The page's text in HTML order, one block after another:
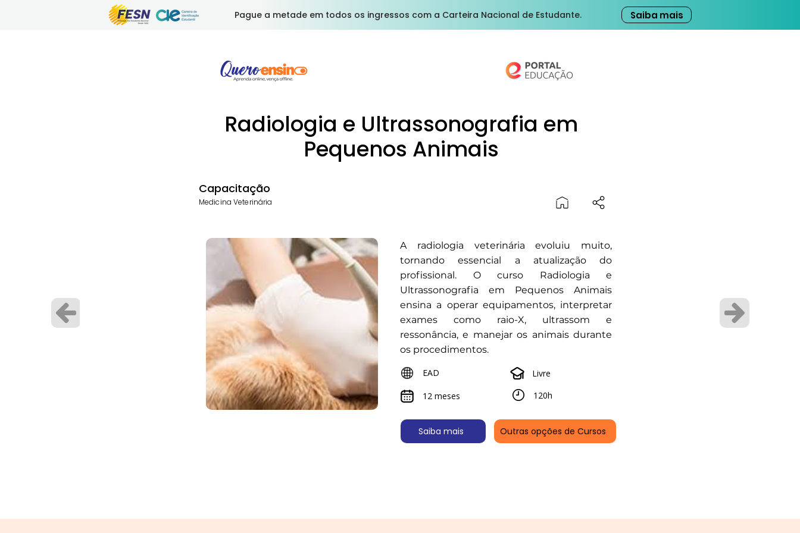
Pague a metade em todos os ingressos com a Carteira Nacional de Estudante. Saiba mais
Radiologia e Ultrassonografia em
Pequenos Animais
Capacitação
Medicina Veterinária
A radiologia veterinária evoluiu muito,
tornando essencial a atualização do
profissional. O curso Radiologia e
Ultrassonografia em Pequenos Animais
ensina a operar equipamentos, interpretar
exames como raio-X, ultrassom e
ressonância, e manejar os animais durante
os procedimentos.
EAD
Livre
12 meses
120h
Saiba mais Outras opções de Cursos